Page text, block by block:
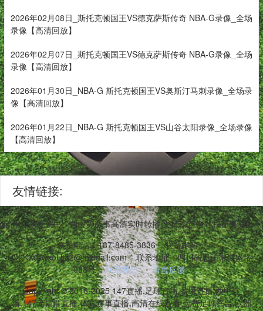
2026年02月08日_斯托克顿国王VS德克萨斯传奇 NBA-G录像_全场
录像【高清回放】
2026年02月07日_斯托克顿国王VS德克萨斯传奇 NBA-G录像_全场
录像【高清回放】
2026年01月30日_NBA-G 斯托克顿国王VS奥斯汀马刺录像_全场录
像【高清回放】
2026年01月22日_NBA-G 斯托克顿国王VS山谷太阳录像_全场录像
【高清回放】
友情链接:
,用户享受意甲、西甲等赛事高清实时转播,支持稳定信号和赛事资讯
联系电话：187-8485-3836
联系邮箱：
O0KXdjMeoUt82@foxmail.com
联系地址：四川省恩施市强盛路
088号
联系我们
留言反馈
Copyright © 2016-2025 147直播,足球直播,意甲直播,西甲直
播,147无插件直播,体育赛事直播,高清在线观看,免费足球平台,欧洲